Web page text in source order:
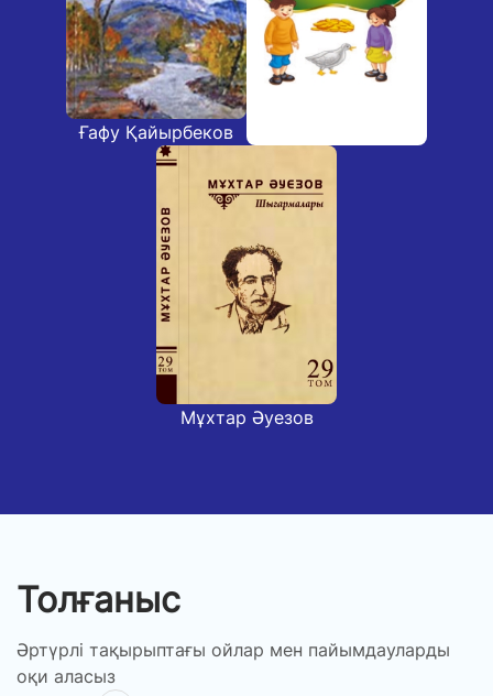
Ғафу Қайырбеков
Мұхтар Әуезов
Толғаныс
Әртүрлі тақырыптағы ойлар мен пайымдауларды
оқи аласыз